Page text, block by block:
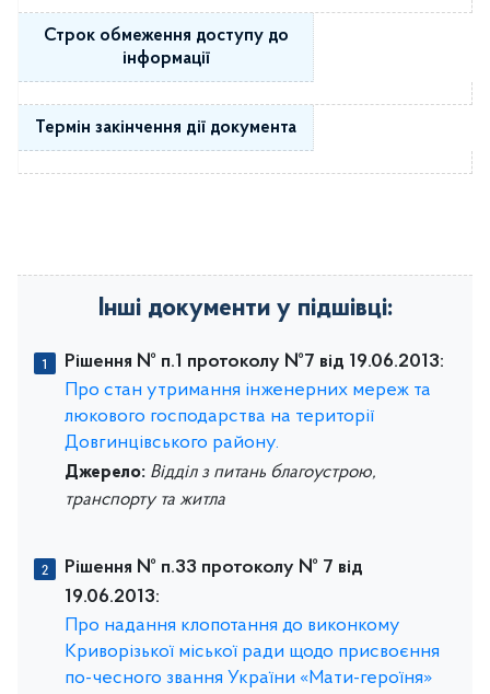
Строк обмеження доступу до
інформації
Термін закінчення дії документа
Інші документи у підшівці:
Рішення № п.1 протоколу №7 від 19.06.2013:
Про стан утримання інженерних мереж та
люкового господарства на території
Довгинцівського району.
Джерело: Відділ з питань благоустрою,
транспорту та житла
Рішення № п.33 протоколу № 7 від
19.06.2013:
Про надання клопотання до виконкому
Криворізької міської ради щодо присвоєння
по-чесного звання України «Мати-героїня»